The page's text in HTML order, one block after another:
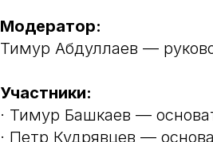
Модератор:
Тимур Абдуллаев —
Участники:
· Тимур Башкаев —
· Петр Кудрявцев —